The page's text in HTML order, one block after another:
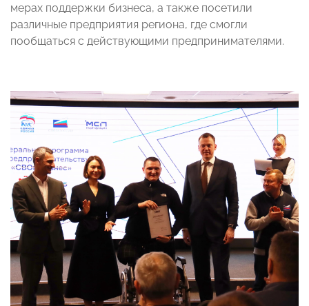
мерах поддержки бизнеса, а также посетили
различные предприятия региона, где смогли
пообщаться с действующими предпринимателями.